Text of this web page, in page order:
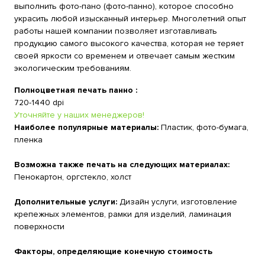
выполнить фото-пано (фото-панно), которое способно
украсить любой изысканный интерьер. Многолетний опыт
работы нашей компании позволяет изготавливать
продукцию самого высокого качества, которая не теряет
своей яркости со временем и отвечает самым жестким
экологическим требованиям.
Полноцветная печать панно :
720-1440 dpi
Уточняйте у наших менеджеров!
Наиболее популярные материалы: Пластик, фото-бумага,
пленка
Возможна также печать на следующих материалах:
Пенокартон, оргстекло, холст
Дополнительные услуги: Дизайн услуги, изготовление
крепежных элементов, рамки для изделий, ламинация
поверхности
Факторы, определяющие конечную стоимость